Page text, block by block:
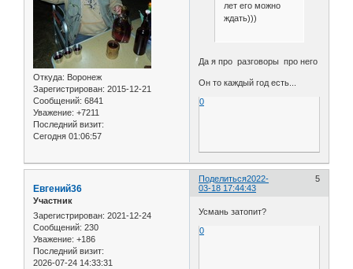
Откуда: Воронеж
Зарегистрирован: 2015-12-21
Сообщений: 6841
Уважение: +7211
Последний визит:
Сегодня 01:06:57
лет его можно
ждать)))
Да я про разговоры про него
Он то каждый год есть...
0
Поделиться 5
2022-
03-18 17:44:43
Евгений36
Участник
Зарегистрирован: 2021-12-24
Сообщений: 230
Уважение: +186
Последний визит:
2026-07-24 14:33:31
Усмань затопит?
0